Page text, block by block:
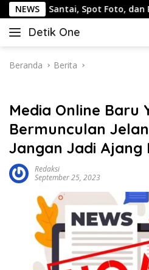
Langsung
ke
konten
NEWSSpot Foto, dan
Detik One
Tajam
Fakta
Beranda Berita
Media Online Baru
Bermunculan
Jangan Jadi Ajang
Redaksi
September 25, 2023